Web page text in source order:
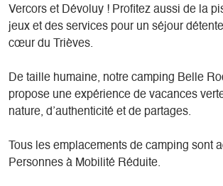
Vercors et Dévoluy ! Profitez aussi de la
jeux et des services pour un séjour
cœur du Trièves.
De taille humaine, notre camping Belle
propose une expérience de vacances
nature, d’authenticité et de partages.
Tous les emplacements de camping sont
Personnes à Mobilité Réduite.